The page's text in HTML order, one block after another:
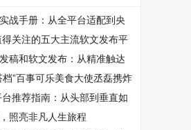
战手册：从全平台适配到央
关注的五大主流软文发布平
稿和软文发布：从精准触达
”百事可乐美食大使丞磊携炸
推荐指南：从头部到垂直如
照亮非凡人生旅程